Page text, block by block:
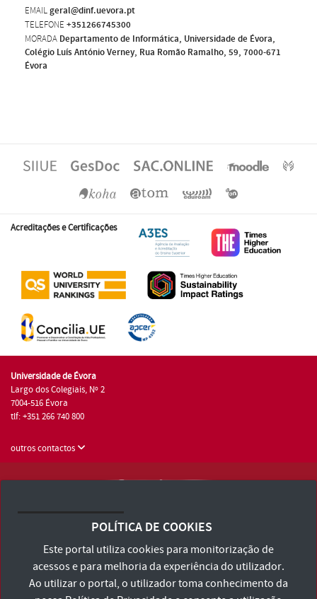
EMAILgeral@dinf.uevora.pt
TELEFONE +351266745300
MORADA Departamento de Informática, Universidade de Évora,
Colégio Luís António Verney, Rua Romão Ramalho, 59, 7000-671
Évora
Acreditações e Certificações
Universidade de Évora
Largo dos Colegiais, Nº 2
7004-516 Évora
tlf: +351 266 740 800
outros contactos
Consulte os Termos e Condições e Política de Privacidade
Declaração de Acessibilidade
POLÍTICA DE COOKIES
Este portal utiliza cookies para monitorização de
acessos e para melhoria da experiência do utilizador.
Ao utilizar o portal, o utilizador toma conhecimento da